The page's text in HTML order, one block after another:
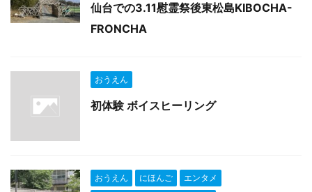
仙台での3.11慰霊祭後東松島KIBOCHA-
FRONCHA
おうえん
初体験 ボイスヒーリング
おうえん にほんご
エンタメ